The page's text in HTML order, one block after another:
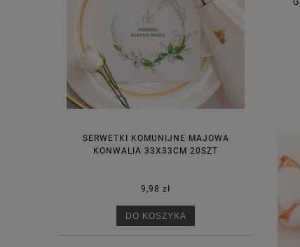
SERWETKI KOMUNIJNE MAJOWA
KONWALIA 33X33CM 20SZT
9,98 zł
DO KOSZYKA